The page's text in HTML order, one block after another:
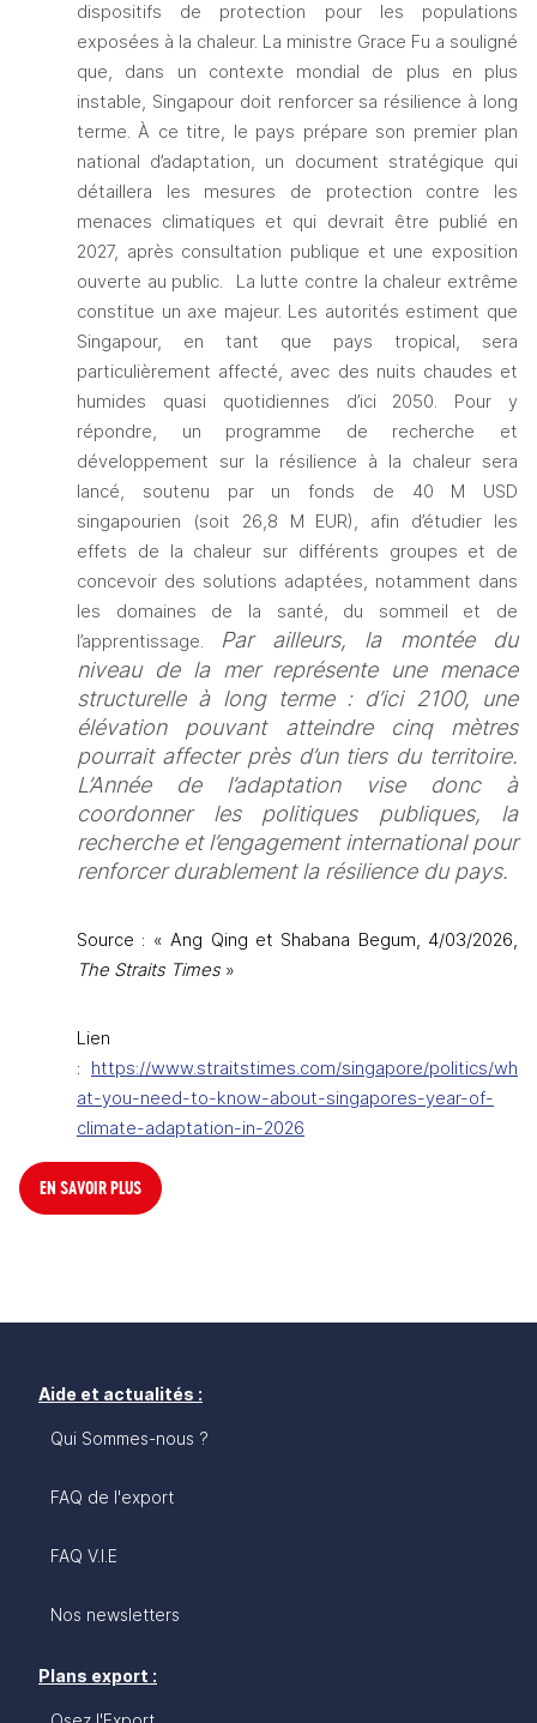
dispositifs de protection pour les populations
exposées à la chaleur. La ministre Grace Fu a souligné
que, dans un contexte mondial de plus en plus
instable, Singapour doit renforcer sa résilience à long
terme. À ce titre, le pays prépare son premier plan
national d’adaptation, un document stratégique qui
détaillera les mesures de protection contre les
menaces climatiques et qui devrait être publié en
2027, après consultation publique et une exposition
ouverte au public.
La lutte contre la chaleur extrême
constitue un axe majeur. Les autorités estiment que
Singapour, en tant que pays tropical, sera
particulièrement affecté, avec des nuits chaudes et
humides quasi quotidiennes d’ici 2050. Pour y
répondre, un programme de recherche et
développement sur la résilience à la chaleur sera
lancé, soutenu par un fonds de 40 M USD
singapourien (soit 26,8 M EUR), afin d’étudier les
effets de la chaleur sur différents groupes et de
concevoir des solutions adaptées, notamment dans
les domaines de la santé, du sommeil et de
l’apprentissage. Par ailleurs, la montée du
niveau de la mer représente une menace
structurelle à long terme : d’ici 2100, une
élévation pouvant atteindre cinq mètres
pourrait affecter près d’un tiers du territoire.
L’Année de l’adaptation vise donc à
coordonner les politiques publiques, la
recherche et l’engagement international pour
renforcer durablement la résilience du pays.
Source : «
The Straits Times »
Lien
:
https://www.straitstimes.com/singapore/politics/wh
at-you-need-to-know-about-singapores-year-of-
climate-adaptation-in-2026
EN SAVOIR PLUS
Aide et actualités :
Qui Sommes-nous ?
FAQ de l'export
FAQ V.I.E
Nos newsletters
Plans export :